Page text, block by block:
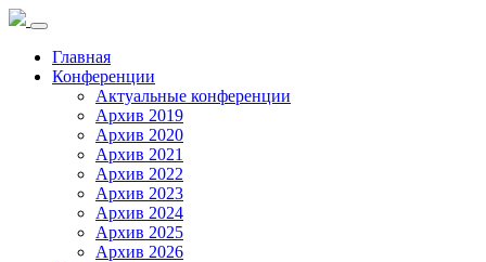
Toggle
navigation
Главная
Конференции
Актуальные конференции
Архив 2019
Архив 2020
Архив 2021
Архив 2022
Архив 2023
Архив 2024
Архив 2025
Архив 2026